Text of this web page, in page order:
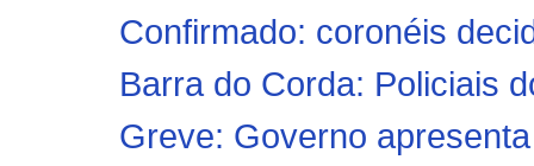
Confirmado: coronéis
Barra do Corda: Policiais
Greve: Governo